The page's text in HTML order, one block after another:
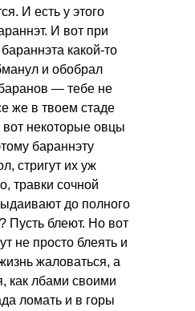
И есть у этого
И вот при
какой-то
и обобрал
— тебе не
же в твоем стаде
вот некоторые овцы
бараннэту
стригут их уж
травки сочной
до полного
Пусть блеют. Но вот
не просто блеять и
жаловаться, а
как лбами своими
ломать и в горы